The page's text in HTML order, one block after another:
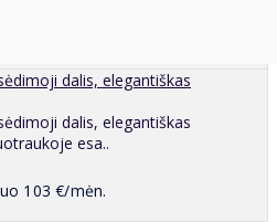
dalis, elegantiškas
dalis, elegantiškas
esa..
103 €/mėn.